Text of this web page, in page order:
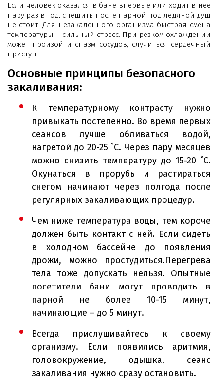
Если человек оказался в бане впервые или ходит в нее
пару раз в год, спешить после парной под ледяной душ
не стоит. Для незакаленного организма быстрая смена
температуры – сильный стресс. При резком охлаждении
может произойти спазм сосудов, случиться сердечный
приступ.
Основные принципы безопасного
закаливания:
К температурному контрасту нужно
привыкать постепенно. Во время первых
сеансов лучше обливаться водой,
нагретой до 20-25 ˚С. Через пару месяцев
можно снизить температуру до 15-20 ˚С.
Окунаться в прорубь и растираться
снегом начинают через полгода после
регулярных закаливающих процедур.
Чем ниже температура воды, тем короче
должен быть контакт с ней. Если сидеть
в холодном бассейне до появления
дрожи, можно простудиться.Перегрева
тела тоже допускать нельзя. Опытные
посетители бани могут проводить в
парной не более 10-15 минут,
начинающие – до 5 минут.
Всегда прислушивайтесь к своему
организму. Если появились аритмия,
головокружение, одышка, сеанс
закаливания нужно сразу остановить.